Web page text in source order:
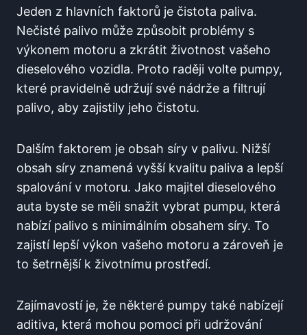
Jeden z hlavních faktorů je čistota paliva.‍
Nečisté palivo ⁣může způsobit ‌problémy s
výkonem‌ motoru a zkrátit životnost vašeho
dieselového vozidla. Proto raději ‌volte pumpy,
které pravidelně udržují své ⁣nádrže a filtrují
palivo, ⁢aby​ zajistily ‌jeho čistotu. ⁤
Dalším faktorem ‍je obsah síry v palivu. Nižší
obsah ⁣síry znamená‍ vyšší kvalitu paliva a lepší
spalování‍ v motoru.⁤ Jako⁤ majitel dieselového‍
auta ⁢byste se⁢ měli snažit vybrat pumpu, ⁢která
nabízí palivo s minimálním obsahem síry. To
zajistí lepší‌ výkon ‌vašeho ​motoru a ​zároveň je
to ⁢šetrnější k životnímu prostředí.
Zajímavostí je, že některé pumpy také​ nabízejí
aditiva, která mohou ‍pomoci​ při udržování